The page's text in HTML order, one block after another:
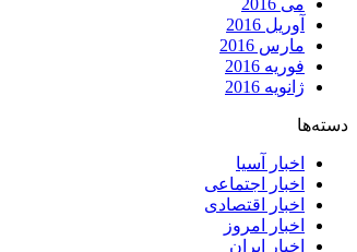
آوریل 2016
مارس 2016
فوریه 2016
ژانویه 2016
دسته‌ها
اخبار آسیا
اخبار اجتماعی
اخبار اقتصادی
اخبار امروز
اخبار ایران